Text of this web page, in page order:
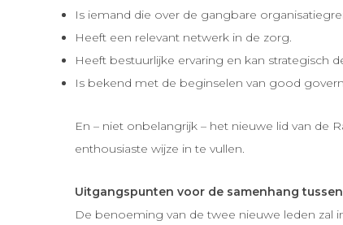
Is iemand die over de gangbare
Heeft een relevant netwerk in de zorg.
Heeft bestuurlijke ervaring en kan strategisch
Is bekend met de beginselen van good
En – niet onbelangrijk – het nieuwe lid van
enthousiaste wijze in te vullen.
Uitgangspunten voor de samenhang
De benoeming van de twee nieuwe leden zal